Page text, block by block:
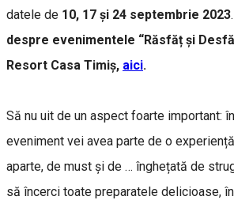
datele de 10, 17 și 24 septembrie 2023
despre evenimentele “Răsfăț și
Resort Casa Timiș, aici.
Să nu uit de un aspect foarte important:
eveniment vei avea parte de o
aparte, de must și de … înghețată de
să încerci toate preparatele delicioase,